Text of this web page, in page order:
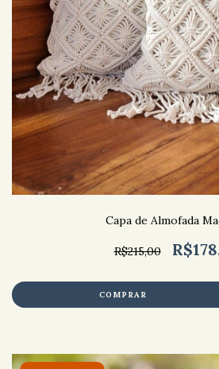
Capa de Almofada
R$215,00